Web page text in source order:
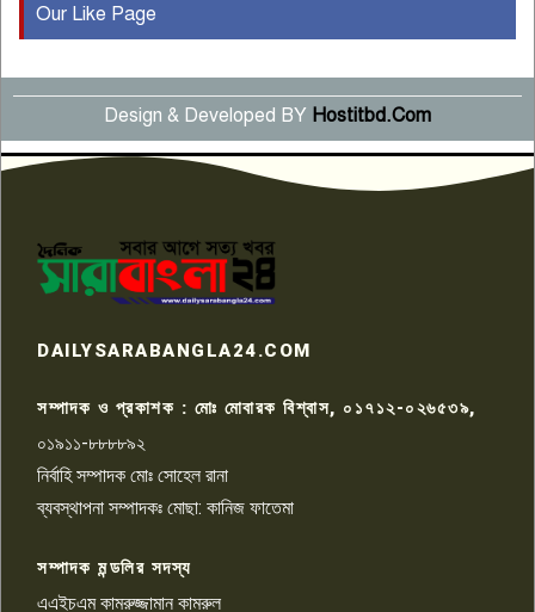
৫
বছর পূর্তি উদযাপন
৬
সংবাদ সম্মেলনে অভিযোগ অস্বীকার
উদ্দেশ্য প্রণোদিত সংবাদ প্রকাশের
প্রতিবাদ নাজির হাসানের
৭
কেটে ঘরে ঢুকে স্কুল শিক্ষিকাকে হত্যা
টয়লেটের ট্যাংকি থেকে লাশ উদ্ধার
রাজশাহীতে সন্ত্রাসী হামলায় গুরুতর
৯
চাঁদাবাজি ও হয়রানির অভিযোগ
১০
Our Like Page
Design & Developed BY Hostitbd.Com
DAILYSARABANGLA24.COM
সম্পাদক ও প্রকাশক : মোঃ মোবারক বিশ্বাস, ০১৭১২-০২৬৫৩৯,
০১৯১১-৮৮৮৮৯২
নির্বাহি সম্পাদক মোঃ সোহেল রানা
ব্যবস্থাপনা সম্পাদকঃ মোছা: কানিজ ফাতেমা
সম্পাদক মন্ডলির সদস্য
এএইচএম কামরুজ্জামান কামরুল